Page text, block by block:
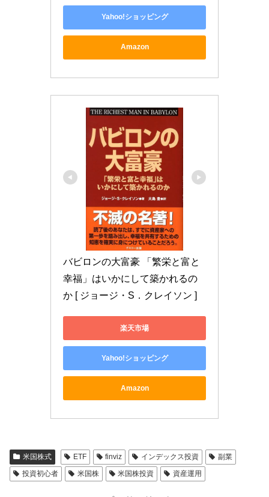
Yahoo!ショッピング
Amazon
バビロンの大富豪 「繁栄と富と
幸福」はいかにして築かれるの
か [ ジョージ・S．クレイソン ]
楽天市場
Yahoo!ショッピング
Amazon
米国株式 ETF finviz インデックス投資
副業
投資初心者
米国株 米国株投資 資産運用